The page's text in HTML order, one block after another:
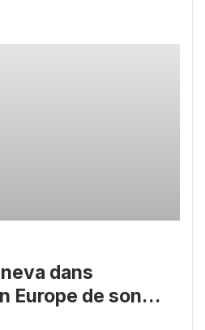
dans
Europe de son